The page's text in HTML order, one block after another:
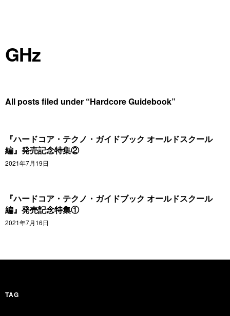
GHz
All posts filed under “Hardcore Guidebook”
『ハードコア・テクノ・ガイドブック オールドスクール
編』発売記念特集②
2021年7月19日
『ハードコア・テクノ・ガイドブック オールドスクール
編』発売記念特集①
2021年7月16日
TAG